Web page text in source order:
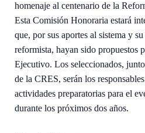
homenaje al centenario de la
Esta Comisión Honoraria estará
que, por sus aportes al sistema y
reformista, hayan sido propuestos
Ejecutivo. Los seleccionados,
de la CRES, serán los
actividades preparatorias para el
durante los próximos dos años.